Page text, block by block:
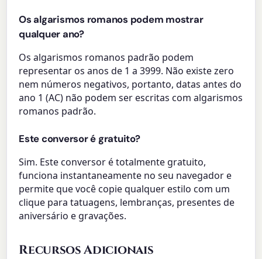
Os algarismos romanos podem mostrar
qualquer ano?
Os algarismos romanos padrão podem
representar os anos de 1 a 3999. Não existe zero
nem números negativos, portanto, datas antes do
ano 1 (AC) não podem ser escritas com algarismos
romanos padrão.
Este conversor é gratuito?
Sim. Este conversor é totalmente gratuito,
funciona instantaneamente no seu navegador e
permite que você copie qualquer estilo com um
clique para tatuagens, lembranças, presentes de
aniversário e gravações.
Recursos Adicionais